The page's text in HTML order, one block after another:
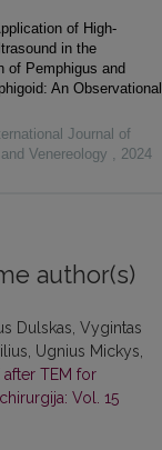
of High-
in the
of Pemphigus and
An Observational
Journal of
Venereology , 2024
author(s)
Dulskas, Vygintas
Ugnius Mickys,
TEM for
Vol. 15